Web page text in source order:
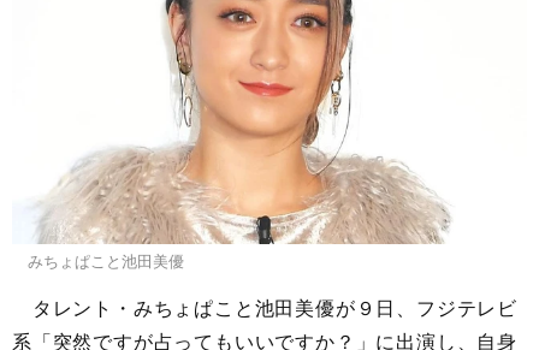
みちょぱこと池田美優
タレント・みちょぱこと池田美優が９日、フジテレビ
系「突然ですが占ってもいいですか？」に出演し、自身